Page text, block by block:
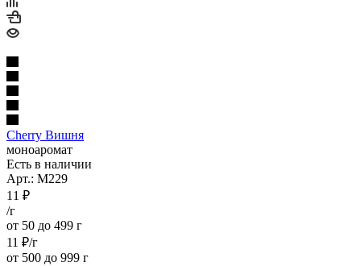
Cherry Вишня
моноаромат
Есть в наличии
Арт.: M229
11 ₽
/г
от 50 до 499 г
11 ₽/г
от 500 до 999 г